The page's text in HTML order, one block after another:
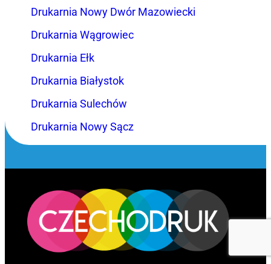
Drukarnia Nowy Dwór Mazowiecki
Drukarnia Wągrowiec
Drukarnia Ełk
Drukarnia Białystok
Drukarnia Sulechów
Drukarnia Nowy Sącz